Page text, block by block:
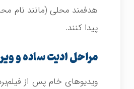
هدفمند محلی (مانند نام
پیدا کنند.
مراحل ادیت ساده و
ویدیوهای خام پس از